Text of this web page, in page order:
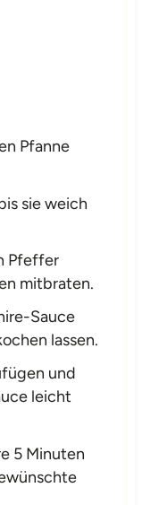
Pfanne
sie weich
Pfeffer
mitbraten.
Sauce
lassen.
und
leicht
5 Minuten